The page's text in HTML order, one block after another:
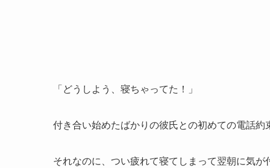
「どうしよう、寝ちゃってた！」
付き合い始めたばかりの彼氏との初めての電話約
それなのに、つい疲れて寝てしまって翌朝に気